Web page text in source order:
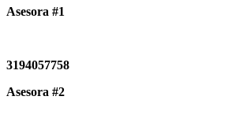
Asesora #1
3194057758
Asesora #2